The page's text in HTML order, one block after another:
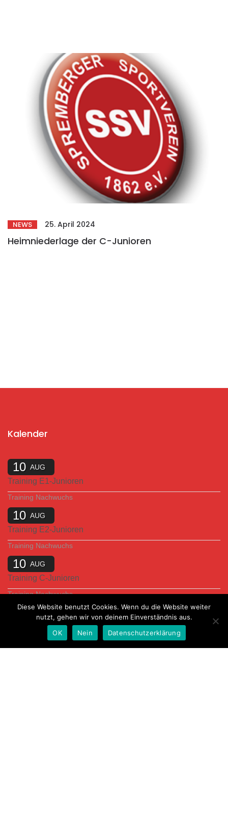
NEWS 25. April 2024
Heimniederlage der C-Junioren
Kalender
10 AUG
Training E1-Junioren
Training Nachwuchs
10 AUG
Training E2-Junioren
Training Nachwuchs
10 AUG
Training C-Junioren
Training Nachwuchs
11
Training F2-Junioren
Training Nachwuchs
Diese Website benutzt Cookies. Wenn du die Website weiter
nutzt, gehen wir von deinem Einverständnis aus.
OK
Nein Datenschutzerklärung